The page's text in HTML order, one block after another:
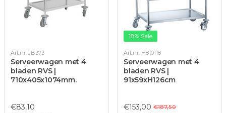
Art.nr. JB373
Serveerwagen met 4
bladen RVS |
710x405x1074mm.
€83,10
18% Sale
Art.nr. H810118
Serveerwagen met 4
bladen RVS |
91x59xH126cm
€153,00 €187,50